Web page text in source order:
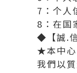
7：个人
8：在国
◆【誠.
★本中心
我們以